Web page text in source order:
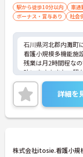
駅から徒歩10分以内 車通
ボーナス・賞与あり
社会
石川県河北郡内灘町
看護小規模多機能施
残業は月2時間程な
叶います☆また、駅
ー通勤も可能なので
ご興味のある方には
に詳細をお話しいた
さい！
詳細を
株式会社itosie.看護小規